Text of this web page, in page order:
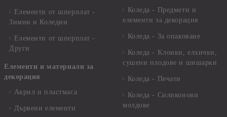
Елементи от шперплат -
Зимни и Коледни
Елементи от шперплат -
Други
Елементи и материали за
декорация
Акрил и пластмаса
Дървени елементи
Коледа - Предмети и
елементи за декорация
Коледа - За опаковане
Коледа - Kлонки, елхички,
сушени плодове и шишарки
Коледа - Печати
Коледа - Силиконови
молдове